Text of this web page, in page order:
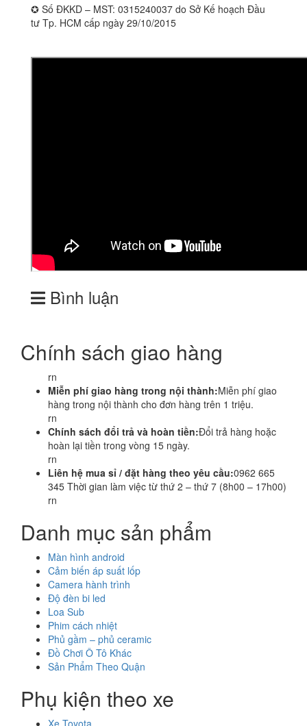
✪ Số ĐKKD – MST: 0315240037 do Sở Kế hoạch Đầu
tư Tp. HCM cấp ngày 29/10/2015
Bình luận
Chính sách giao hàng
rn
Miễn phí giao hàng trong nội thành:Miễn phí giao
hàng trong nội thành cho đơn hàng trên 1 triệu.
rn
Chính sách đổi trả và hoàn tiền:Đổi trả hàng hoặc
hoàn lại tiền trong vòng 15 ngày.
rn
Liên hệ mua sỉ / đặt hàng theo yêu cầu:0962 665
345 Thời gian làm việc từ thứ 2 – thứ 7 (8h00 – 17h00)
rn
Danh mục sản phẩm
Màn hình android
Cảm biến áp suất lốp
Camera hành trình
Độ đèn bi led
Loa Sub
Phim cách nhiệt
Phủ gầm – phủ ceramic
Đồ Chơi Ô Tô Khác
Sản Phẩm Theo Quận
Phụ kiện theo xe